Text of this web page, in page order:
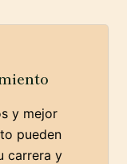
y mejor
pueden
carrera y